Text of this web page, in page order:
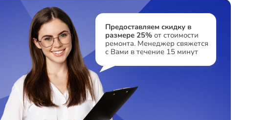
от 60 минут
от 60 минут от 1500₽
от 60 минут
от 60 минут
Предоставляем скидку в
размере 25% от стоимости
ремонта. Менеджер свяжется
с Вами в течение 15 минут